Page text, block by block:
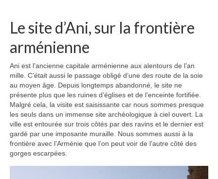
Le site d’Ani, sur la frontière
arménienne
Ani est l’ancienne capitale arménienne aux alentours de l’an
mille. C’était aussi le passage obligé d’une des route de la soie
au moyen âge. Depuis longtemps abandonné, le site ne
présente plus que les ruines d’églises et de l’enceinte fortifiée.
Malgré cela, la visite est saisissante car nous sommes presque
les seuls dans un immense site archéologique à ciel ouvert. La
ville est entourée sur trois côtés par des ravins et le dernier est
gardé par une imposante muraille. Nous sommes aussi à la
frontière avec l’Arménie que l’on peut voir de l’autre côté des
gorges escarpées.